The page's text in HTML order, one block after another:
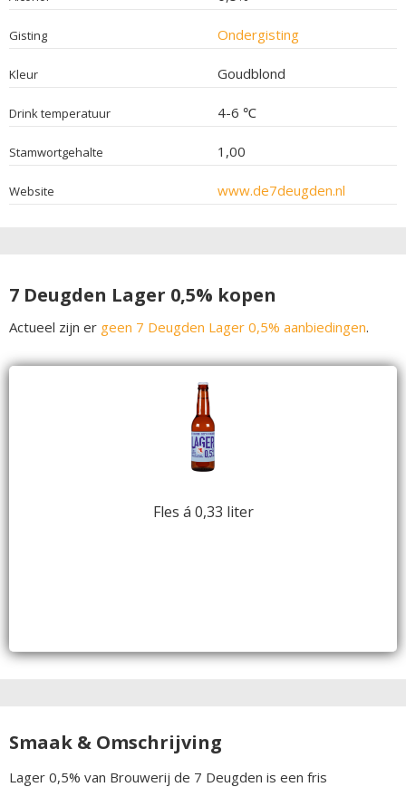
Gisting Ondergisting
Kleur Goudblond
Drink temperatuur 4-6 ℃
Stamwortgehalte 1,00
Website www.de7deugden.nl
7 Deugden Lager 0,5% kopen
Actueel zijn er geen 7 Deugden Lager 0,5% aanbiedingen.
Fles á 0,33 liter
Smaak & Omschrijving
Lager 0,5% van Brouwerij de 7 Deugden is een fris